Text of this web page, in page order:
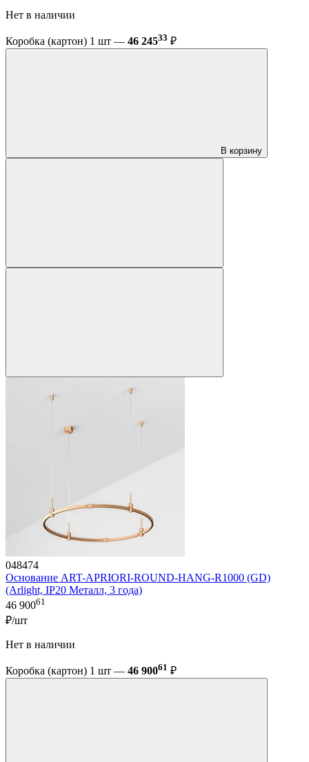
Нет в наличии
Коробка (картон) 1 шт — 46 24533 ₽
В корзину
048474
Основание ART-APRIORI-ROUND-HANG-R1000 (GD)
(Arlight, IP20 Металл, 3 года)
46 90061
₽/шт
Нет в наличии
Коробка (картон) 1 шт — 46 90061 ₽